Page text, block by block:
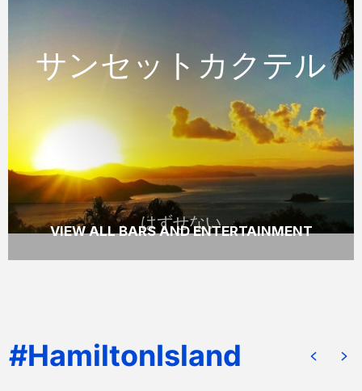
はずせない
サンセットカクテル
サンセットカクテル
ハミルトン島のOne Tree Hillで一杯のみなが
ら素晴らしい日の入りをお楽しみください。
READ MORE
VIEW ALL BARS AND ENTERTAINMENT